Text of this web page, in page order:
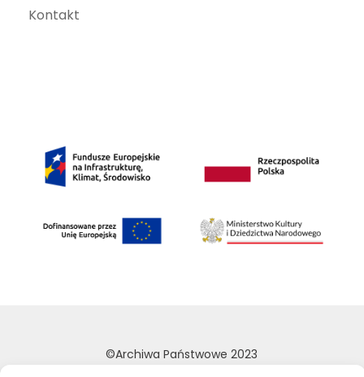
Kontakt
©Archiwa Państwowe 2023